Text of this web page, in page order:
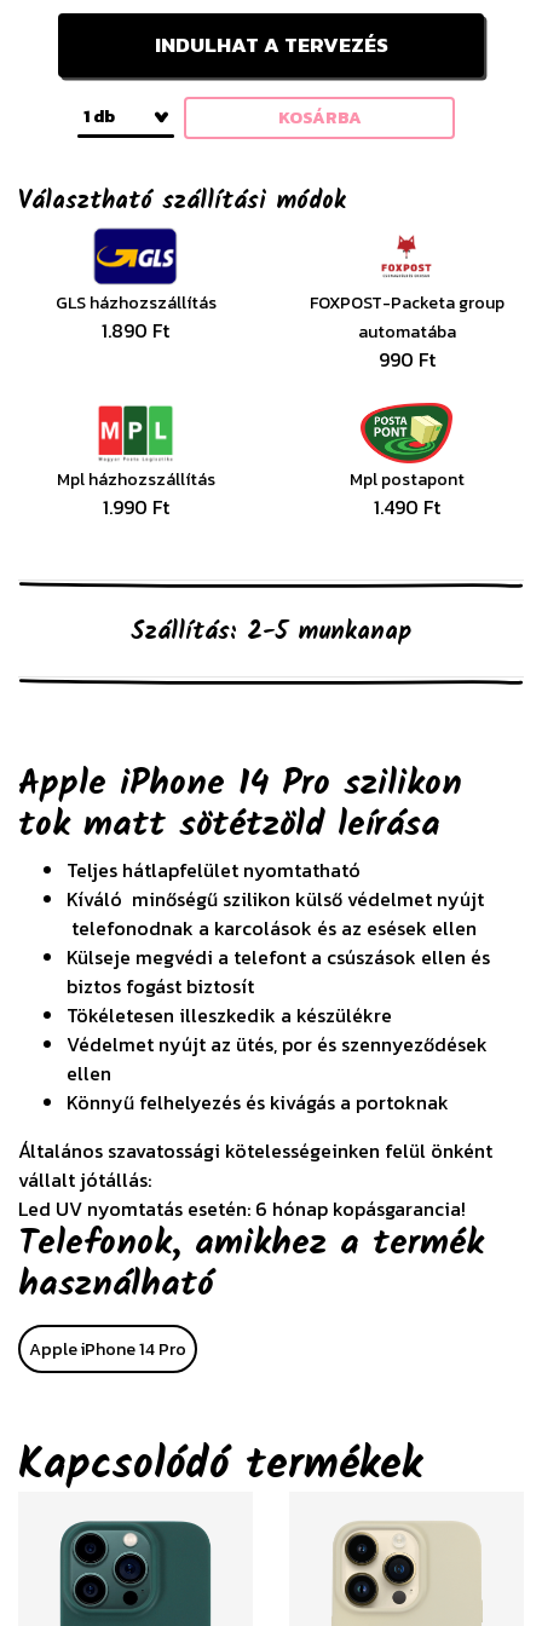
INDULHAT A TERVEZÉS
1 db KOSÁRBA
Választható szállítási módok
GLS házhozszállítás
1.890 Ft
FOXPOST-Packeta group
automatába
990 Ft
Mpl házhozszállítás
1.990 Ft
Mpl postapont
1.490 Ft
Szállítás: 2-5 munkanap
Apple iPhone 14 Pro szilikon
tok matt sötétzöld leírása
Teljes hátlapfelület nyomtatható
Kíváló minőségű szilikon külső védelmet nyújt
telefonodnak a karcolások és az esések ellen
Külseje megvédi a telefont a csúszások ellen és
biztos fogást biztosít
Tökéletesen illeszkedik a készülékre
Védelmet nyújt az ütés, por és szennyeződések
ellen
Könnyű felhelyezés és kivágás a portoknak
Általános szavatossági kötelességeinken felül önként
vállalt jótállás:
Led UV nyomtatás esetén: 6 hónap kopásgarancia!
Telefonok, amikhez a termék
használható
Apple iPhone 14 Pro
Kapcsolódó termékek